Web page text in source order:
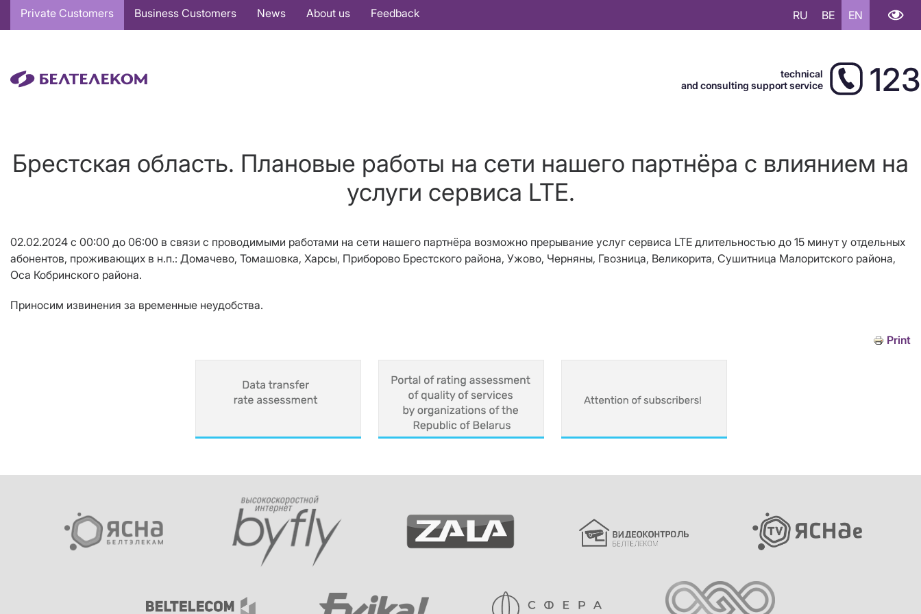
Основная
навигация
Private Customers Business Customers News About us Feedback RU BE EN
technical
and consulting support service
123
Брестская область. Плановые работы на сети нашего партнёра с влиянием на
услуги сервиса LTE.
02.02.2024 с 00:00 до 06:00 в связи с проводимыми работами на сети нашего партнёра возможно прерывание услуг сервиса LTE длительностью до 15 минут у отдельных
абонентов, проживающих в н.п.: Домачево, Томашовка, Харсы, Приборово Брестского района, Ужово, Черняны, Гвозница, Великорита, Сушитница Малоритского района,
Оса Кобринского района.
Приносим извинения за временные неудобства.
Print